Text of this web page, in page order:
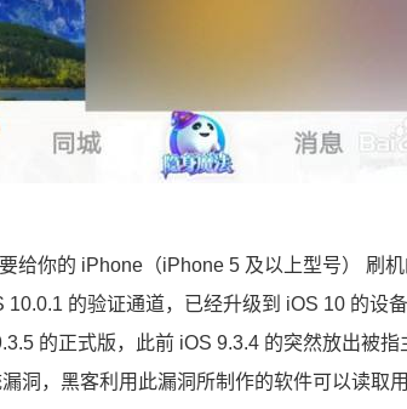
给你的 iPhone（iPhone 5 及以上型号） 刷
的验证通道，已经升级到 iOS 10 的设
的正式版，此前 iOS 9.3.4 的突然放出被
洞，黑客利用此漏洞所制作的软件可以读取